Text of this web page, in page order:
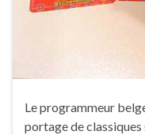
Le programmeur
portage de